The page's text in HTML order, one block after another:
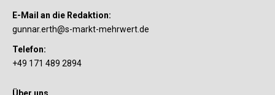
E-Mail an die Redaktion:
gunnar.erth@s-markt-mehrwert.de
Telefon:
+49 171 489 2894
Über uns